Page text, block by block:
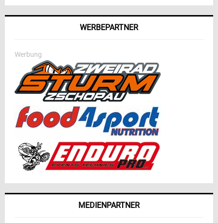
WERBEPARTNER
Werbung
MEDIENPARTNER